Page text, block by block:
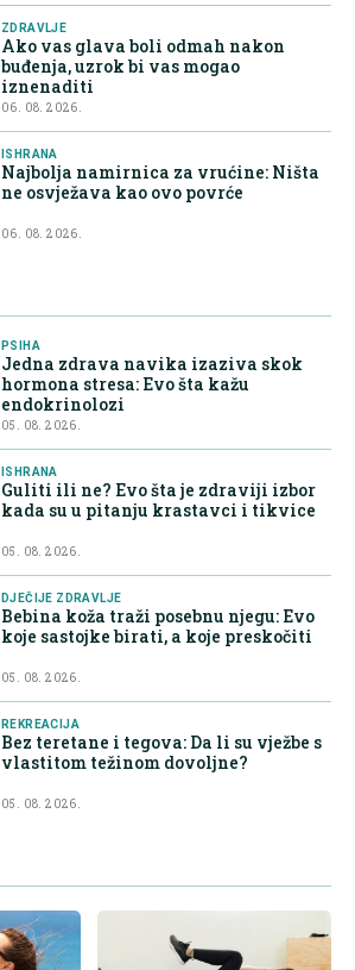
ZDRAVLJE
Ako vas glava boli odmah nakon
buđenja, uzrok bi vas mogao
iznenaditi
06. 08. 2026.
ISHRANA
Najbolja namirnica za vrućine: Ništa
ne osvježava kao ovo povrće
06. 08. 2026.
PSIHA
Jedna zdrava navika izaziva skok
hormona stresa: Evo šta kažu
endokrinolozi
05. 08. 2026.
ISHRANA
Guliti ili ne? Evo šta je zdraviji izbor
kada su u pitanju krastavci i tikvice
05. 08. 2026.
DJEČIJE ZDRAVLJE
Bebina koža traži posebnu njegu: Evo
koje sastojke birati, a koje preskočiti
05. 08. 2026.
REKREACIJA
Bez teretane i tegova: Da li su vježbe s
vlastitom težinom dovoljne?
05. 08. 2026.